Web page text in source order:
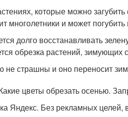
которые можно
многолетники и может погубить
долго восстанавливать
обрезка растений,
не страшны и оно переносит
Яндекс. Без рекламных целей,